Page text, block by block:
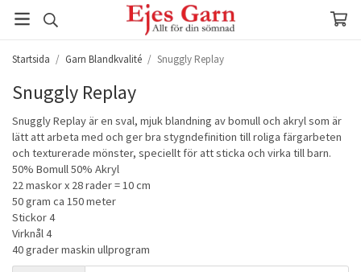
Startsida / Garn Blandkvalité / Snuggly Replay
Snuggly Replay
Snuggly Replay är en sval, mjuk blandning av bomull och akryl som är
lätt att arbeta med och ger bra stygndefinition till roliga färgarbeten
och texturerade mönster, speciellt för att sticka och virka till barn.
50% Bomull 50% Akryl
22 maskor x 28 rader = 10 cm
50 gram ca 150 meter
Stickor 4
Virknål 4
40 grader maskin ullprogram